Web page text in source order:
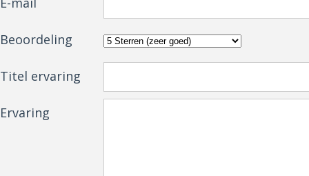
Beoordeling
Titel ervaring
Ervaring